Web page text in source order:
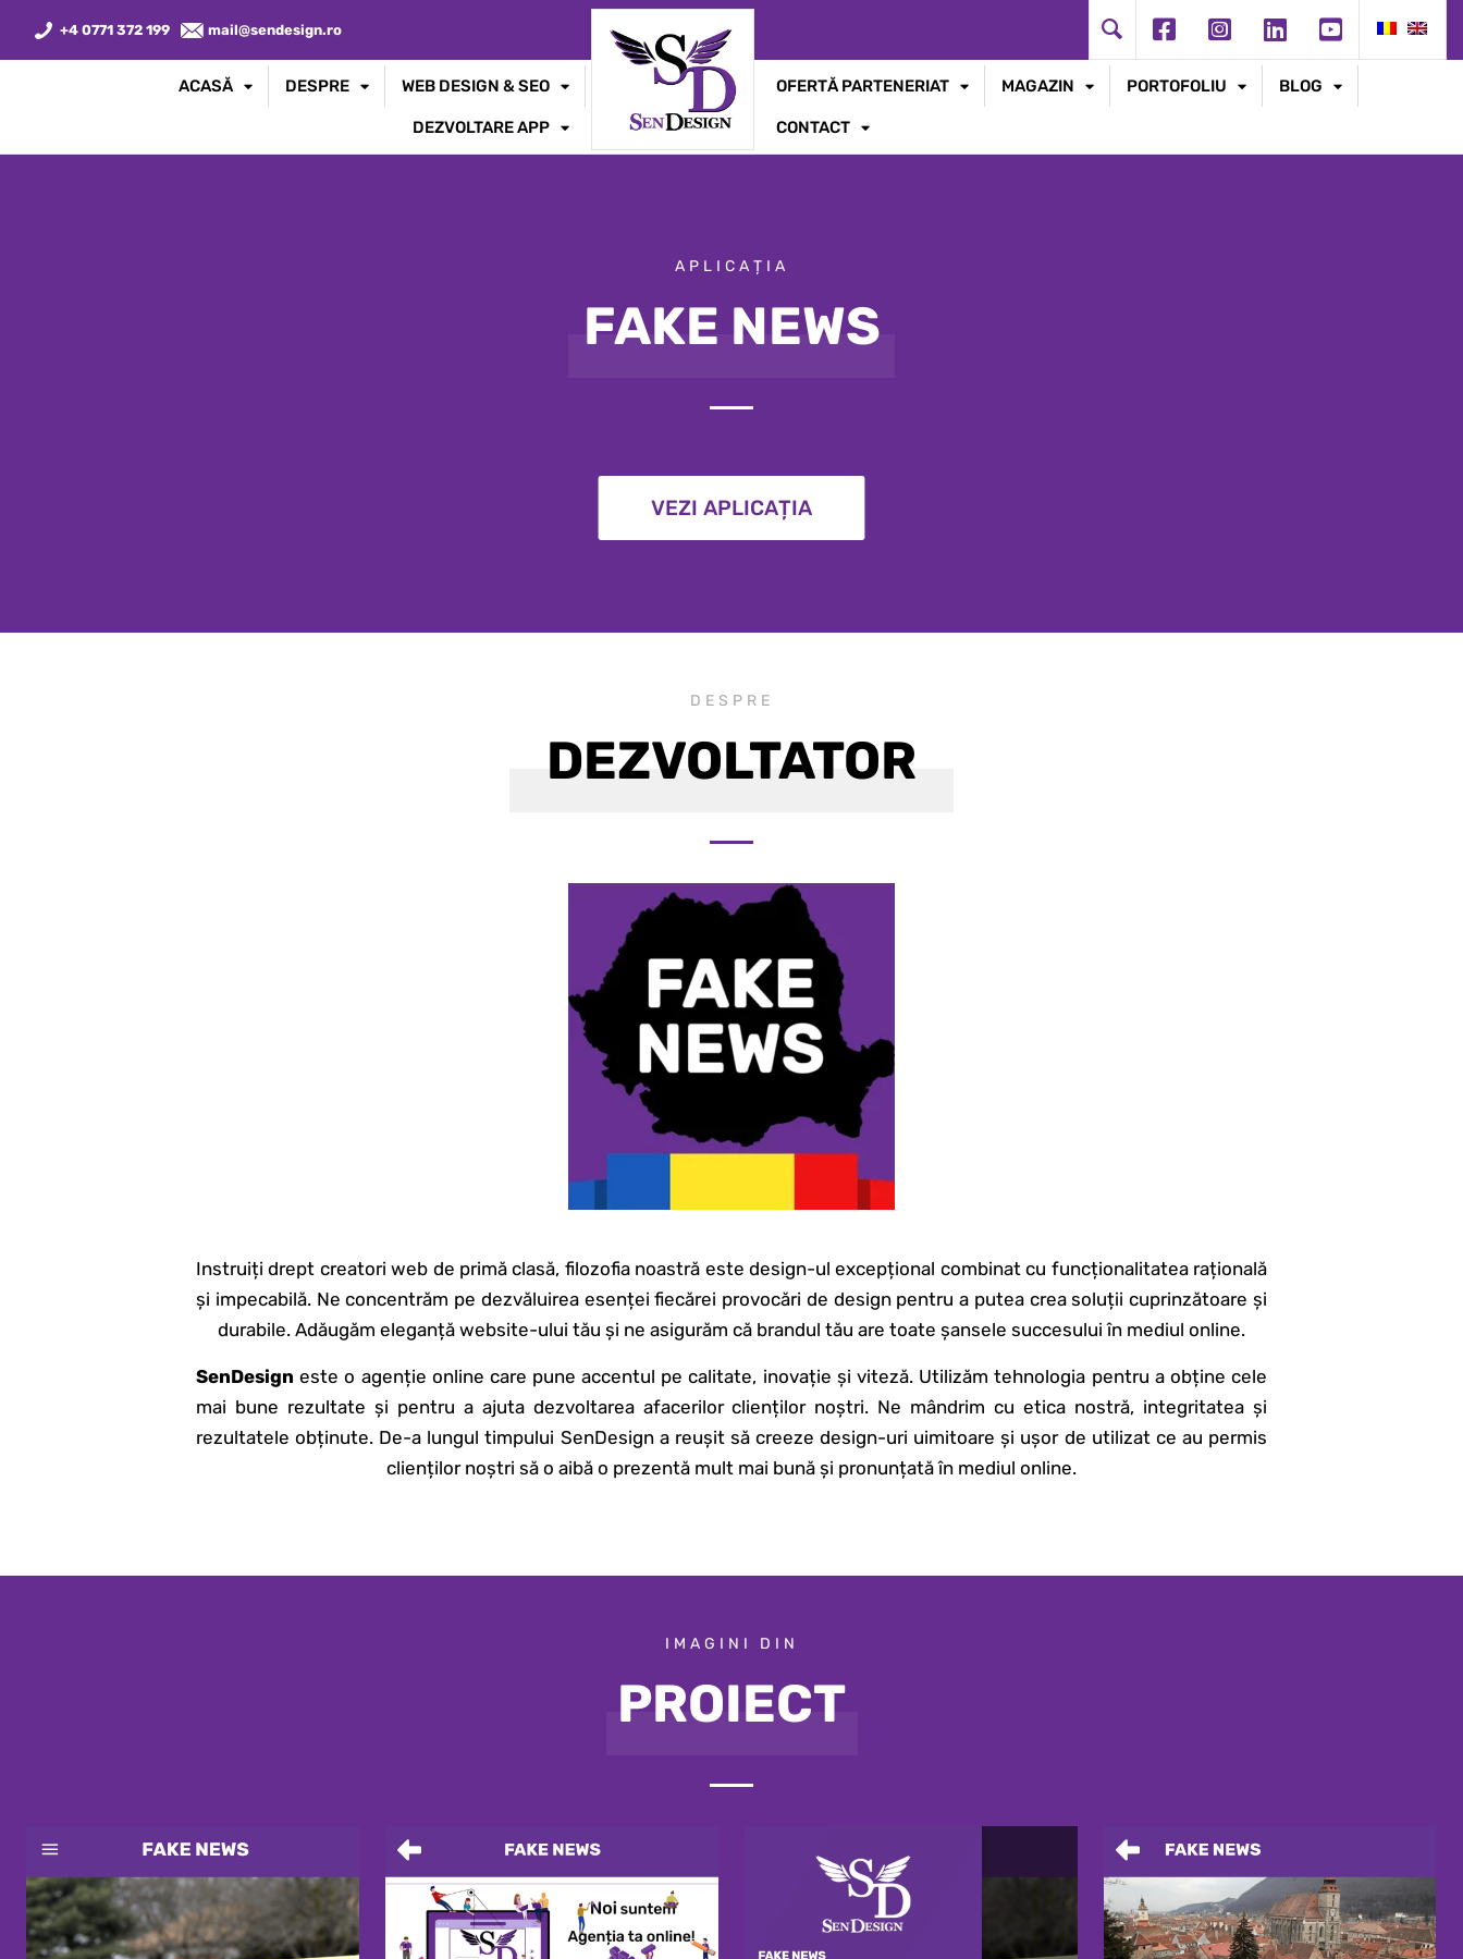
+4 0771 372 199 mail@sendesign.ro
ACASĂ DESPRE WEB DESIGN & SEO
DEZVOLTARE APP
OFERTĂ PARTENERIAT MAGAZIN PORTOFOLIU BLOG
CONTACT
APLICAȚIA
FAKE NEWS
VEZI APLICAȚIA
DESPRE
DEZVOLTATOR
Instruiți drept creatori web de primă clasă, filozofia noastră este design-ul excepțional combinat cu funcționalitatea rațională
și impecabilă. Ne concentrăm pe dezvăluirea esenței fiecărei provocări de design pentru a putea crea soluții cuprinzătoare și
durabile. Adăugăm eleganță website-ului tău și ne asigurăm că brandul tău are toate șansele succesului în mediul online.
SenDesign este o agenție online care pune accentul pe calitate, inovație și viteză. Utilizăm tehnologia pentru a obține cele
mai bune rezultate și pentru a ajuta dezvoltarea afacerilor clienților noștri. Ne mândrim cu etica nostră, integritatea și
rezultatele obținute. De-a lungul timpului SenDesign a reușit să creeze design-uri uimitoare și ușor de utilizat ce au permis
clienților noștri să o aibă o prezentă mult mai bună și pronunțată în mediul online.
IMAGINI DIN
PROIECT